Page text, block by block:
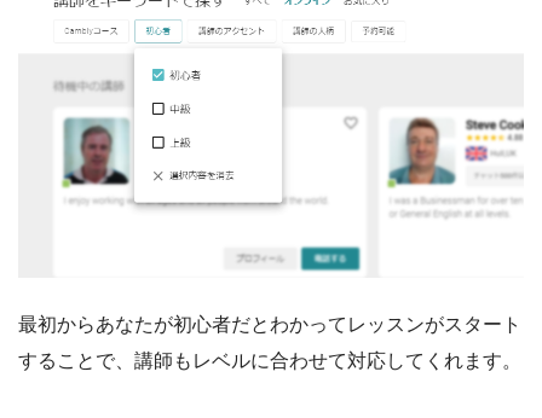
最初からあなたが初心者だとわかってレッスンがスタート
することで、講師もレベルに合わせて対応してくれます。